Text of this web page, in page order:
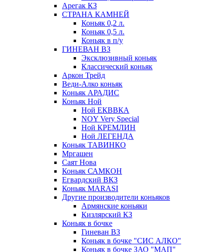
Арегак КЗ
СТРАНА КАМНЕЙ
Коньяк 0,2 л.
Коньяк 0,5 л.
Коньяк в п/у
ГИНЕВАН ВЗ
Эксклюзивный коньяк
Классический коньяк
Аркон Трейд
Веди-Алко коньяк
Коньяк АРАДИС
Коньяк Ной
Ной ЕКВВКА
NOY Very Special
Ной КРЕМЛИН
Ной ЛЕГЕНДА
Коньяк ТАВИНКО
Мргашен
Саят Нова
Коньяк САМКОН
Егвардский ВКЗ
Коньяк MARASI
Другие производители коньяков
Армянские коньяки
Кизлярский КЗ
Коньяк в бочке
Гиневан ВЗ
Коньяк в бочке "СИС АЛКО"
Коньяк в бочке ЗАО "МАП"